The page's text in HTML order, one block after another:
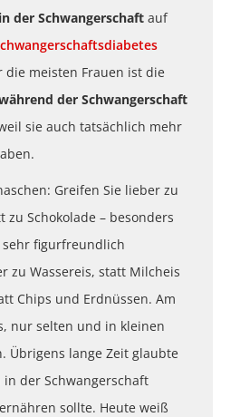
in der Schwangerschaft auf
die meisten Frauen ist die
der Schwangerschaft
sie auch tatsächlich mehr
Greifen Sie lieber zu
zu Schokolade – besonders
sehr figurfreundlich
zu Wassereis, statt Milcheis
Chips und Erdnüssen. Am
nur selten und in kleinen
Übrigens lange Zeit glaubte
in der Schwangerschaft
sollte. Heute weiß